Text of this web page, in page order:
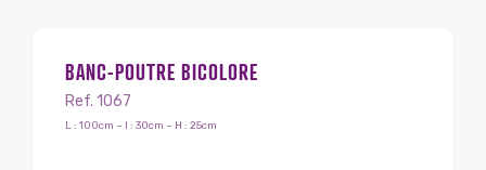
BANC-POUTRE BICOLORE
Ref. 1067
L : 100cm – l : 30cm – H : 25cm